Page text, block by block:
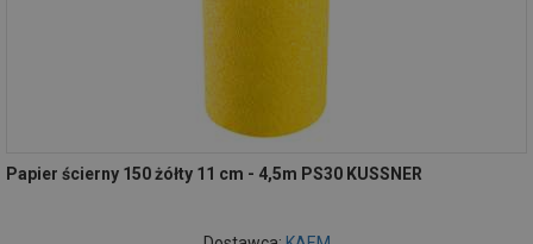
Papier ścierny 150 żółty 11 cm - 4,5m PS30 KUSSNER